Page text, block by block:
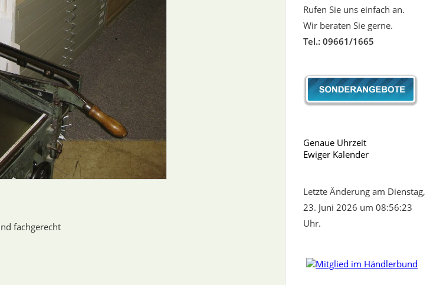
fachgerecht
Rufen Sie uns einfach an.
Wir beraten Sie gerne.
Tel.: 09661/1665
Genaue Uhrzeit
Ewiger Kalender
Letzte Änderung am Dienstag,
23. Juni 2026 um 08:56:23
Uhr.